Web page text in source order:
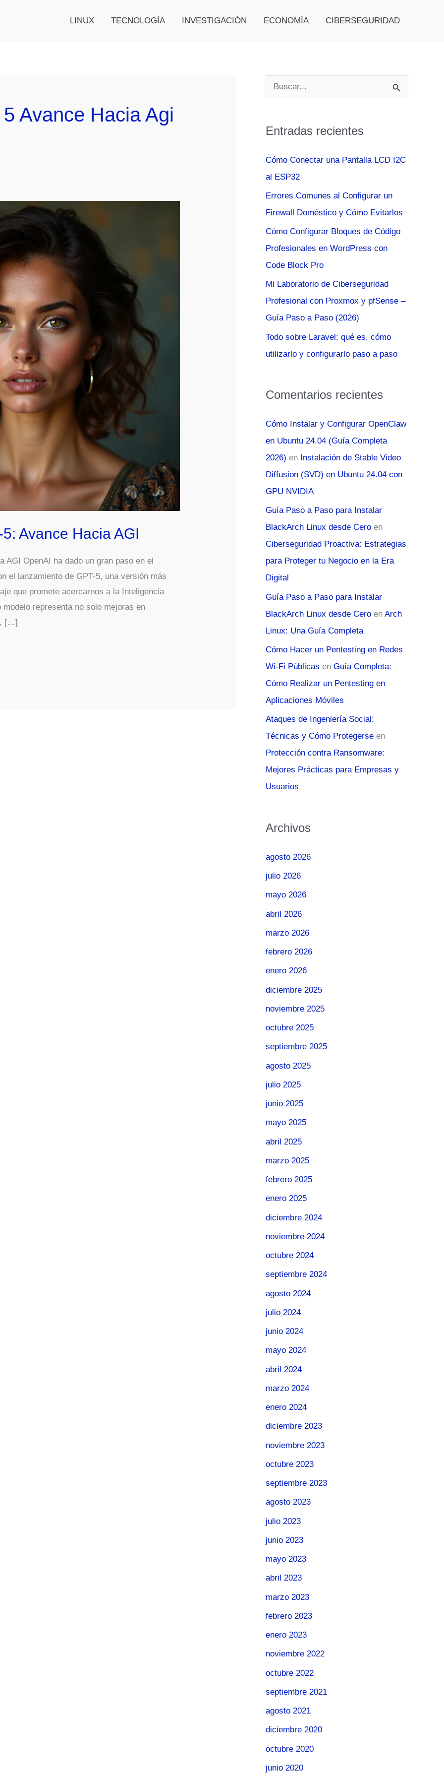
LINUX TECNOLOGÍA INVESTIGACIÓN ECONOMÍA CIBERSEGURIDAD
Avance Hacia Agi
Avance Hacia AGI
AGI OpenAI ha dado un gran paso en el
el lanzamiento de GPT-5, una versión más
que promete acercarnos a la Inteligencia
representa no solo mejoras en
[…]
u
c
o
r
:
Entradas recientes
Cómo Conectar una Pantalla LCD I2C
al ESP32
Errores Comunes al Configurar un
Firewall Doméstico y Cómo Evitarlos
Cómo Configurar Bloques de Código
Profesionales en WordPress con
Code Block Pro
Mi Laboratorio de Ciberseguridad
Profesional con Proxmox y pfSense –
Guía Paso a Paso (2026)
Todo sobre Laravel: qué es, cómo
utilizarlo y configurarlo paso a paso
Comentarios recientes
Cómo Instalar y Configurar OpenClaw
en Ubuntu 24.04 (Guía Completa
2026) en Instalación de Stable Video
Diffusion (SVD) en Ubuntu 24.04 con
GPU NVIDIA
Guía Paso a Paso para Instalar
BlackArch Linux desde Cero en
Ciberseguridad Proactiva: Estrategias
para Proteger tu Negocio en la Era
Digital
Guía Paso a Paso para Instalar
BlackArch Linux desde Cero en Arch
Linux: Una Guía Completa
Cómo Hacer un Pentesting en Redes
Wi-Fi Públicas en Guía Completa:
Cómo Realizar un Pentesting en
Aplicaciones Móviles
Ataques de Ingeniería Social:
Técnicas y Cómo Protegerse en
Protección contra Ransomware:
Mejores Prácticas para Empresas y
Usuarios
Archivos
agosto 2026
julio 2026
mayo 2026
abril 2026
marzo 2026
febrero 2026
enero 2026
diciembre 2025
noviembre 2025
octubre 2025
septiembre 2025
agosto 2025
julio 2025
junio 2025
mayo 2025
abril 2025
marzo 2025
febrero 2025
enero 2025
diciembre 2024
noviembre 2024
octubre 2024
septiembre 2024
agosto 2024
julio 2024
junio 2024
mayo 2024
abril 2024
marzo 2024
enero 2024
diciembre 2023
noviembre 2023
octubre 2023
septiembre 2023
agosto 2023
julio 2023
junio 2023
mayo 2023
abril 2023
marzo 2023
febrero 2023
enero 2023
noviembre 2022
octubre 2022
septiembre 2021
agosto 2021
diciembre 2020
octubre 2020
junio 2020